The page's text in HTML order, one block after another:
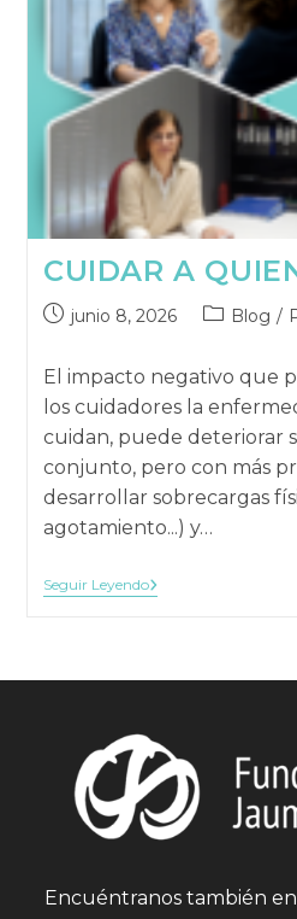
CUIDAR A
Publicación
junio 8, 2026
Categoría
la
publicación:
Blog /
El impacto negativo que
los cuidadores la
cuidan, puede deteriorar
conjunto, pero con más
desarrollar sobrecargas
agotamiento...) y…
Seguir LeyendoCUIDAR
A
Encuéntranos también en